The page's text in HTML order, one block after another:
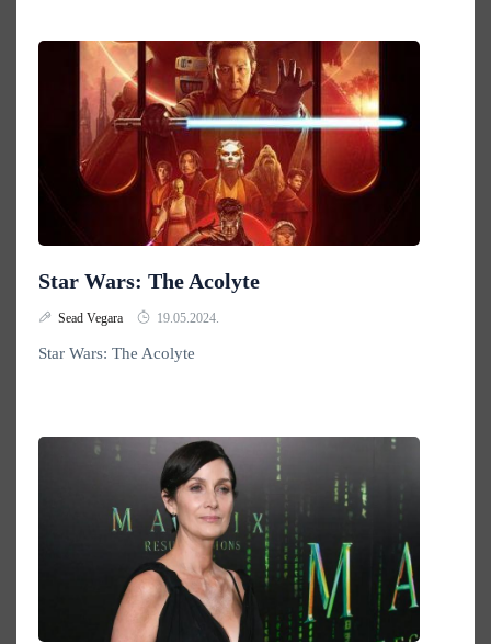
Star Wars: The Acolyte
Sead Vegara 19.05.2024.
Star Wars: The Acolyte